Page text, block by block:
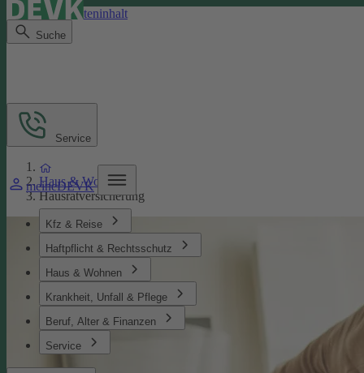
Direkt zum Seiteninhalt
Suche
meineDEVK
Kfz & Reise
Haftpflicht & Rechtsschutz
Haus & Wohnen
Krankheit, Unfall & Pflege
Beruf, Alter & Finanzen
Service
Service
Haus & Wohnen
Hausratversicherung